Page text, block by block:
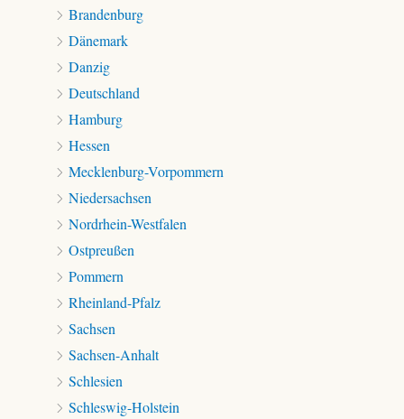
Brandenburg
Dänemark
Danzig
Deutschland
Hamburg
Hessen
Mecklenburg-Vorpommern
Niedersachsen
Nordrhein-Westfalen
Ostpreußen
Pommern
Rheinland-Pfalz
Sachsen
Sachsen-Anhalt
Schlesien
Schleswig-Holstein